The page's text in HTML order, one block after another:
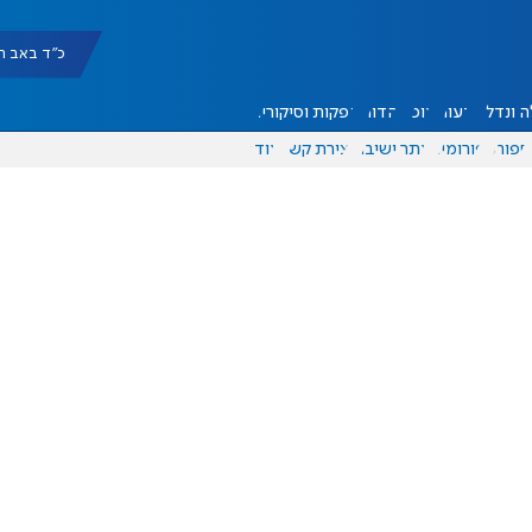
כ"ד באב תשפ"ו
ונדל"ן דעות אוכל יהדות הפקות וסיקורים
ספורט פורומים אתר ישיבה יצירת קשר עוד